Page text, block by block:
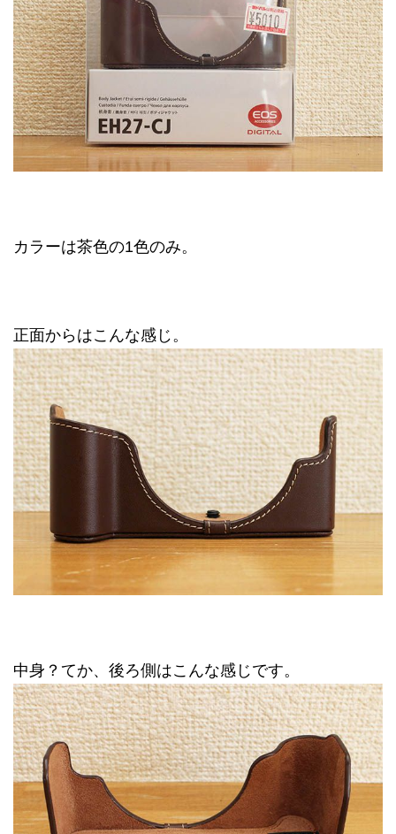
カラーは茶色の1色のみ。
正面からはこんな感じ。
中身？てか、後ろ側はこんな感じです。